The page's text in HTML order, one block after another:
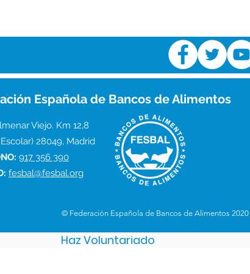
Española de Bancos de Alimentos
Viejo. Km 12,8
28049, Madrid
917 356 390
fesbal@fesbal.org
© Federación Española de Bancos de Alimentos 2020 |
Haz Voluntariado